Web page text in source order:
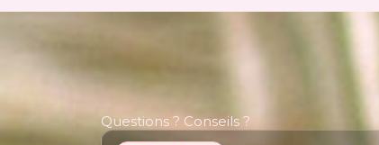
Questions ? Conseils ?